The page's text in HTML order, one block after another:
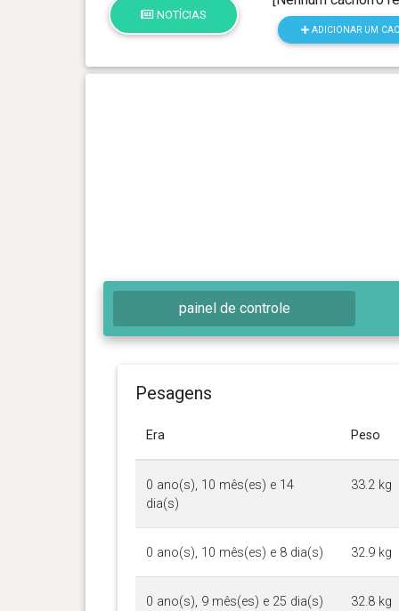
NOTÍCIAS
ADICIONAR UM
painel de controle
Pesagens
Era Peso
0 ano(s), 10 mês(es) e 14
dia(s)
33.2 kg
0 ano(s), 10 mês(es) e 8 dia(s) 32.9 kg
0 ano(s), 9 mês(es) e 25 dia(s) 32.8 kg